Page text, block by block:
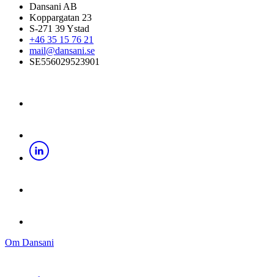
Dansani AB
Koppargatan 23
S-271 39 Ystad
+46 35 15 76 21
mail@dansani.se
SE556029523901
Om Dansani